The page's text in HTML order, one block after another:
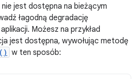
jest dostępna na bieżącym
łagodną degradację
Możesz na przykład
jest dostępna, wywołując metodę
w ten sposób: